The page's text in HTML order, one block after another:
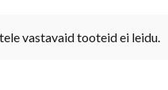
vastavaid tooteid ei leidu.